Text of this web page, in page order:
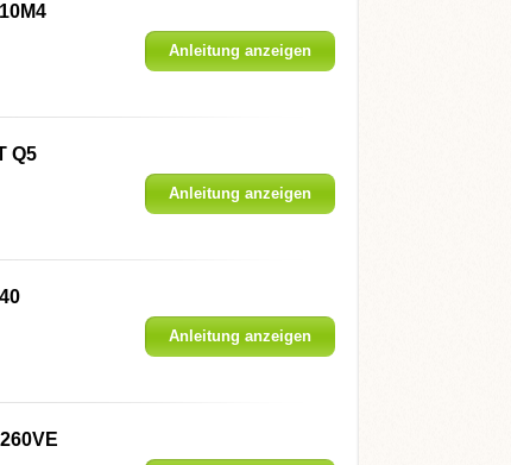
Anleitung anzeigen
Q5
Anleitung anzeigen
Anleitung anzeigen